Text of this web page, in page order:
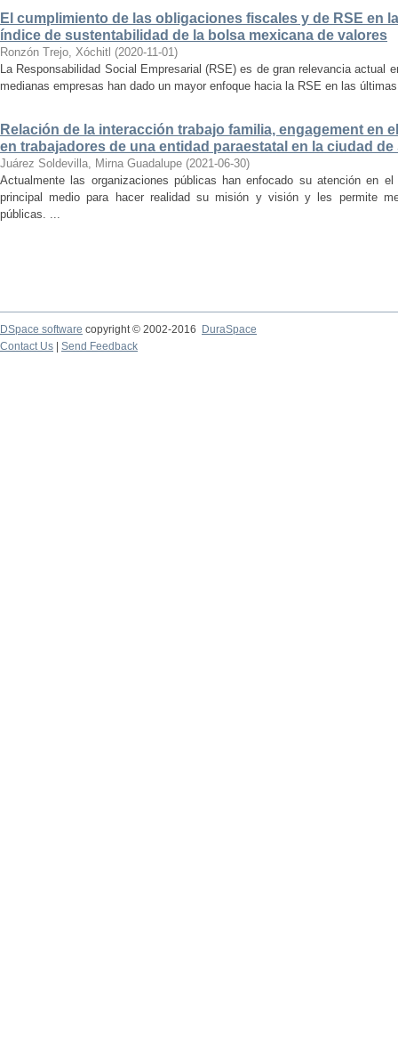
El cumplimiento de las obligaciones fiscales y de RSE en
índice de sustentabilidad de la bolsa mexicana de valores
Ronzón Trejo, Xóchitl (2020-11-01)
La Responsabilidad Social Empresarial (RSE) es de gran relevancia actual
medianas empresas han dado un mayor enfoque hacia la RSE en las
Relación de la interacción trabajo familia, engagement en
en trabajadores de una entidad paraestatal en la ciudad
Juárez Soldevilla, Mirna Guadalupe (2021-06-30)
Actualmente las organizaciones públicas han enfocado su atención en
principal medio para hacer realidad su misión y visión y les permite
públicas. ...
DSpace software copyright © 2002-2016
DuraSpace
Contact Us
Send Feedback